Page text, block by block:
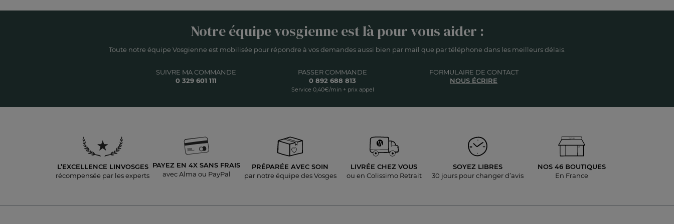
Notre équipe vosgienne est là pour vous aider :
Toute notre équipe Vosgienne est mobilisée pour répondre à vos demandes aussi bien par mail que par téléphone dans les meilleurs délais.
SUIVRE MA COMMANDE
0 329 601 111
PASSER COMMANDE
0 892 688 813
Service 0,40€/min + prix appel
FORMULAIRE DE CONTACT
NOUS ÉCRIRE
L’EXCELLENCE LINVOSGES
récompensée par les experts
PAYEZ EN 4X SANS FRAIS
avec Alma ou PayPal
PRÉPARÉE AVEC SOIN
par notre équipe des Vosges
LIVRÉE CHEZ VOUS
ou en Colissimo Retrait
SOYEZ LIBRES
30 jours pourchanger d’avis
NOS 46 BOUTIQUES
En France